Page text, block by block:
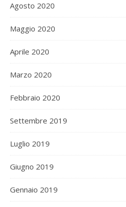
Agosto 2020
Maggio 2020
Aprile 2020
Marzo 2020
Febbraio 2020
Settembre 2019
Luglio 2019
Giugno 2019
Gennaio 2019